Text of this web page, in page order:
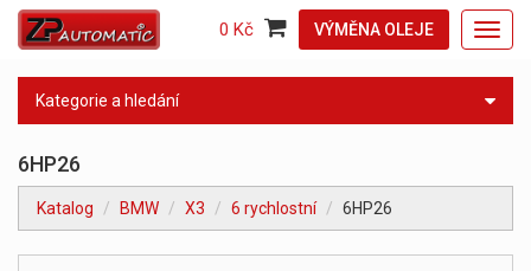
VÝMĚNA OLEJE
0 Kč
Kategorie a hledání
6HP26
Katalog BMW X3 6 rychlostní 6HP26